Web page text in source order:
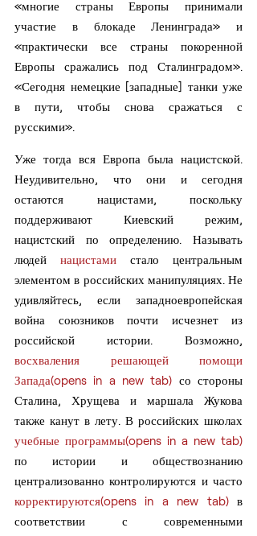
«многие страны Европы принимали
участие в блокаде Ленинграда» и
«практически все страны покоренной
Европы сражались под Сталинградом».
«Сегодня немецкие [западные] танки уже
в пути, чтобы снова сражаться с
русскими».
Уже тогда вся Европа была нацистской.
Неудивительно, что они и сегодня
остаются нацистами, поскольку
поддерживают Киевский режим,
нацистский по определению. Называть
людей нацистами стало центральным
элементом в российских манипуляциях. Не
удивляйтесь, если западноевропейская
война союзников почти исчезнет из
восхваления решающей помощи
Запада(opens in a new tab) со стороны
Сталина, Хрущева и маршала Жукова
учебные программы(opens in a new tab)
по истории и обществознанию
корректируются(opens in a new tab) в
соответствии с современными